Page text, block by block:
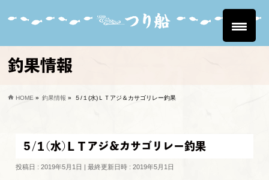
釣果情報
HOME » 釣果情報 » ５/１(水)ＬＴアジ＆カサゴリレー釣果
５/１(水)ＬＴアジ＆カサゴリレー釣果
投稿日 : 2019年5月1日 最終更新日時 : 2019年5月1日